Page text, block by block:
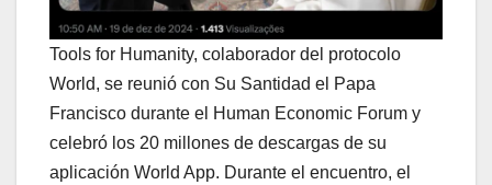
Tools for Humanity, colaborador del protocolo
World, se reunió con Su Santidad el Papa
Francisco durante el Human Economic Forum y
celebró los 20 millones de descargas de su
aplicación World App. Durante el encuentro, el